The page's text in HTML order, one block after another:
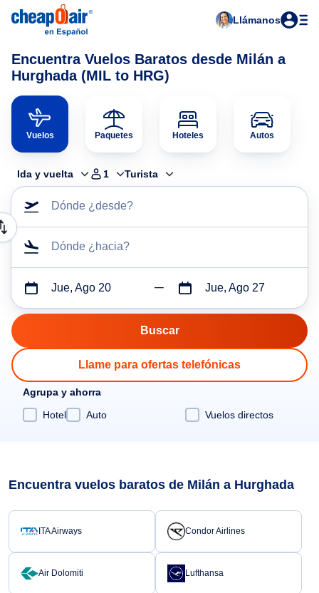
Llámanos
Encuentra Vuelos Baratos desde Milán a
Hurghada (MIL to HRG)
Vuelos Paquetes Hoteles Autos
Ida y vuelta 1 Turista
Dónde ¿desde?
Dónde ¿hacia?
Jue, Ago 20 Jue, Ago 27
Llame para ofertas telefónicas
Agrupa y ahorra
Hotel
Auto Vuelos directos
Encuentra vuelos baratos de Milán a Hurghada
ITA Airways Condor Airlines
Air Dolomiti Lufthansa